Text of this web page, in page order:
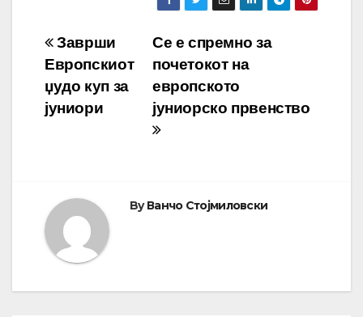
Навигација
на
напис
Се е спремно за
почетокот на
европското
јуниорско првенство
Заврши
Европскиот
џудо куп за
јуниори
ByВанчо Стојмиловски